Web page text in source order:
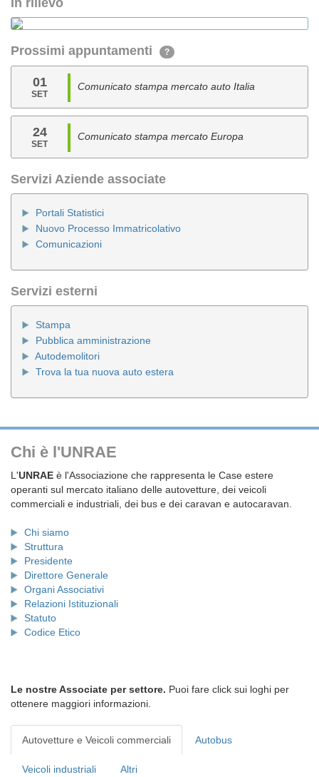
In rilievo
Prossimi appuntamenti ?
01
SET
Comunicato stampa mercato auto Italia
24
SET
Comunicato stampa mercato Europa
Servizi Aziende associate
Portali Statistici
Nuovo Processo Immatricolativo
Comunicazioni
Servizi esterni
Stampa
Pubblica amministrazione
Autodemolitori
Trova la tua nuova auto estera
Chi è l'UNRAE
L'UNRAE è l'Associazione che rappresenta le Case estere
operanti sul mercato italiano delle autovetture, dei veicoli
commerciali e industriali, dei bus e dei caravan e autocaravan.
Chi siamo
Struttura
Presidente
Direttore Generale
Organi Associativi
Relazioni Istituzionali
Statuto
Codice Etico
Le nostre Associate per settore. Puoi fare click sui loghi per
ottenere maggiori informazioni.
Autovetture e Veicoli commerciali Autobus
Veicoli industriali Altri